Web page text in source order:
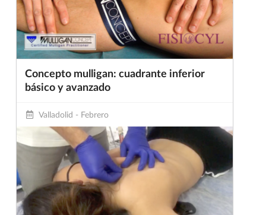
Concepto mulligan: cuadrante inferior
básico y avanzado
Valladolid - Febrero